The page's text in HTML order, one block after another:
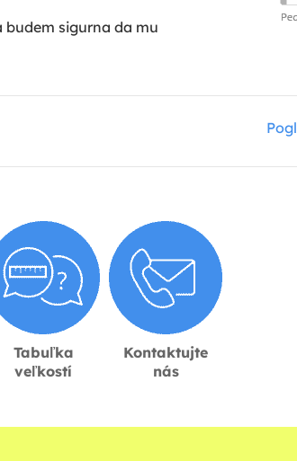
budem sigurna da mu
Tabuľka
veľkostí
Kontaktujte
nás